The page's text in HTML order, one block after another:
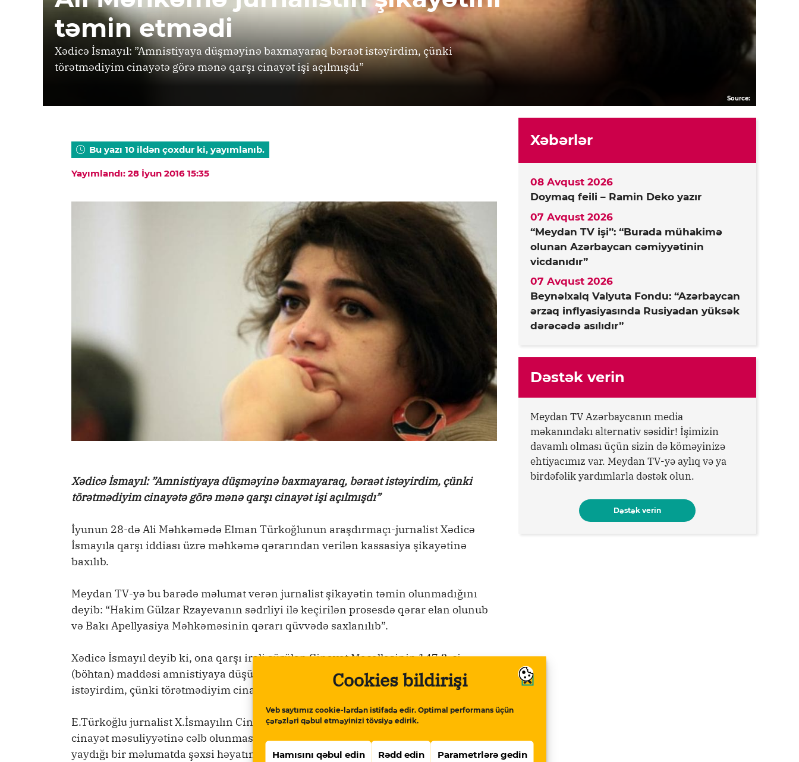
Cookies bildirişi
Veb saytımız cookie-lərdən istifadə edir. Optimal performans üçün
çərəzləri qəbul etməyinizi tövsiyə edirik.
Hamısını qəbul edin Rədd edin Parametrlərə gedin
təmin etmədi
Xədicə İsmayıl: ”Amnistiyaya düşməyinə baxmayaraq bəraət istəyirdim, çünki
törətmədiyim cinayətə görə mənə qarşı cinayət işi açılmışdı”
Source:
Bu yazı 10 ildən çoxdur ki, yayımlanıb.
Yayımlandı: 28 İyun 2016 15:35
Xədicə İsmayıl: ”Amnistiyaya düşməyinə baxmayaraq, bəraət istəyirdim, çünki
törətmədiyim cinayətə görə mənə qarşı cinayət işi açılmışdı”
İyunun 28-də Ali Məhkəmədə Elman Türkoğlunun araşdırmaçı-jurnalist Xədicə
İsmayıla qarşı iddiası üzrə məhkəmə qərarından verilən kassasiya şikayətinə
baxılıb.
Meydan TV-yə bu barədə məlumat verən jurnalist şikayətin təmin olunmadığını
deyib: “Hakim Gülzar Rzayevanın sədrliyi ilə keçirilən prosesdə qərar elan olunub
və Bakı Apellyasiya Məhkəməsinin qərarı qüvvədə saxlanılıb”.
Xədicə İsmayıl deyib ki, ona qarşı irəli sürülən Cinayət Məcəlləsinin 147.2-ci
(böhtan) maddəsi amnistiyaya düşüb: “Amnistiyaya düşməyinə baxmayaraq, bəraət
istəyirdim, çünki törətmədiyim cinayətə görə mənə qarşı cinayət işi açılmışdı”.
E.Türkoğlu jurnalist X.İsmayılın Cinayət Məcəlləsinin 147.2-ci (böhtan) maddəsi ilə
cinayət məsuliyyətinə cəlb olunmasını istəyib. O, jurnalistin öz Facebook hesabında
yaydığı bir məlumatda şəxsi həyatına müdaxilə edildiyini və ona böhtan atıldığını
Xəbərlər
Doymaq feili – Ramin Deko yazır
08 Avqust 2026
“Meydan TV işi”: “Burada mühakimə
olunan Azərbaycan cəmiyyətinin
vicdanıdır”
07 Avqust 2026
Beynəlxalq Valyuta Fondu: “Azərbaycan
ərzaq inflyasiyasında Rusiyadan yüksək
dərəcədə asılıdır”
07 Avqust 2026
Dəstək verin
Meydan TV Azərbaycanın media
məkanındakı alternativ səsidir! İşimizin
davamlı olması üçün sizin də köməyinizə
ehtiyacımız var. Meydan TV-yə aylıq və ya
birdəfəlik yardımlarla dəstək olun.
Dəstək verin